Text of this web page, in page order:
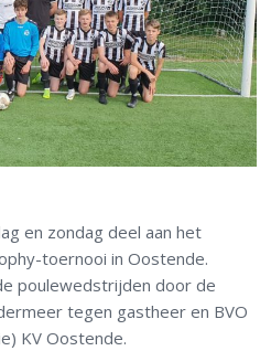
en zondag deel aan het
toernooi in Oostende.
poulewedstrijden door de
tegen gastheer en BVO
KV Oostende.